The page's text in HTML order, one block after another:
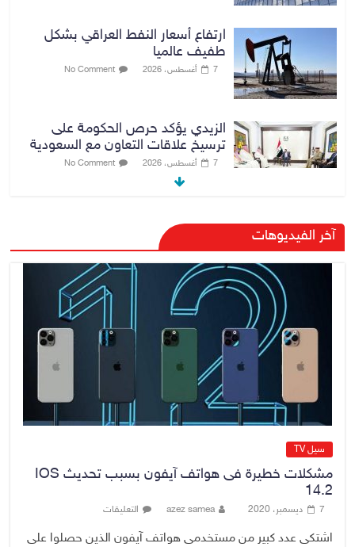
ارتفاع أسعار النفط العراقي بشكل
طفيف عالميا
7 أغسطس، 2026 No Comment
الزيدي يؤكد حرص الحكومة على
ترسيخ علاقات التعاون مع السعودية
7 أغسطس، 2026 No Comment
وزارة الداخلية: الحدود العراقية تشهد
مستوى عالياً من الأمن والاستقرار
القضاء الأعلى: القبض على عدد من
موظفي بلدية الناصرية ومعقبين
ضبطت بحوزتهم مستندات وأختام
مزورة
آخر الفيديوهات
سيل TV
مشكلات خطيرة فى هواتف آيفون بسبب تحديث IOS
14.2
7 ديسمبر، 2020 azez samea التعليقات
اشتكى عدد كبير من مستخدمى هواتف آيفون الذين حصلوا على